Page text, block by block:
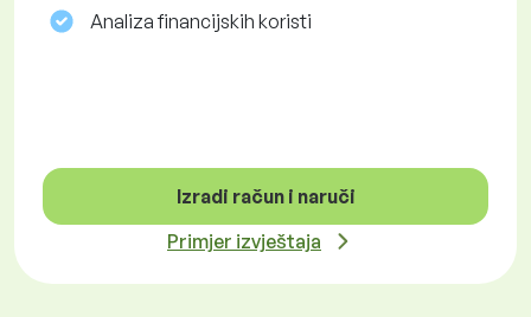
Analiza financijskih koristi
Izradi račun i naruči
Primjer izvještaja